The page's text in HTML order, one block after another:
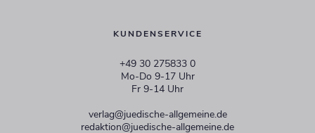
KUNDENSERVICE
+49 30 275833 0
Mo-Do 9-17 Uhr
Fr 9-14 Uhr
verlag@juedische-allgemeine.de
redaktion@juedische-allgemeine.de